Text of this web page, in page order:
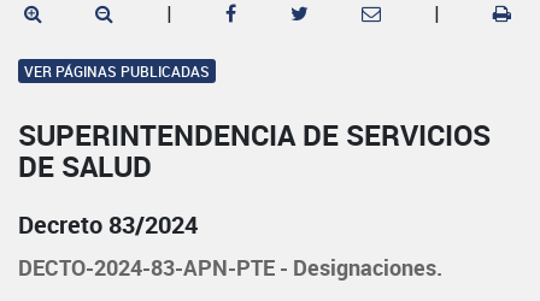
| |
VER PÁGINAS PUBLICADAS
SUPERINTENDENCIA DE SERVICIOS
DE SALUD
Decreto 83/2024
DECTO-2024-83-APN-PTE - Designaciones.